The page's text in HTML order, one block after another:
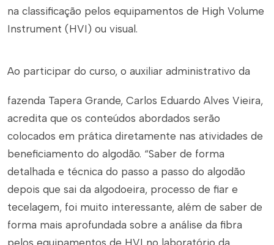
na classificação pelos equipamentos de High Volume
Instrument (HVI) ou visual.
Ao participar do curso, o auxiliar administrativo da
fazenda Tapera Grande, Carlos Eduardo Alves Vieira,
acredita que os conteúdos abordados serão
colocados em prática diretamente nas atividades de
beneficiamento do algodão. “Saber de forma
detalhada e técnica do passo a passo do algodão
depois que sai da algodoeira, processo de fiar e
tecelagem, foi muito interessante, além de saber de
forma mais aprofundada sobre a análise da fibra
pelos equipamentos de HVI no laboratório da